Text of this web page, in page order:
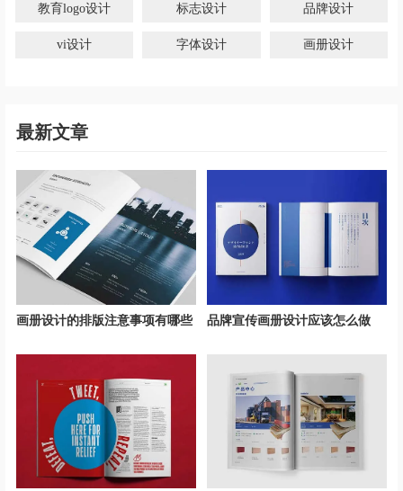
教育logo设计 标志设计 品牌设计
vi设计 字体设计 画册设计
最新文章
画册设计的排版注意事项有哪些 品牌宣传画册设计应该怎么做